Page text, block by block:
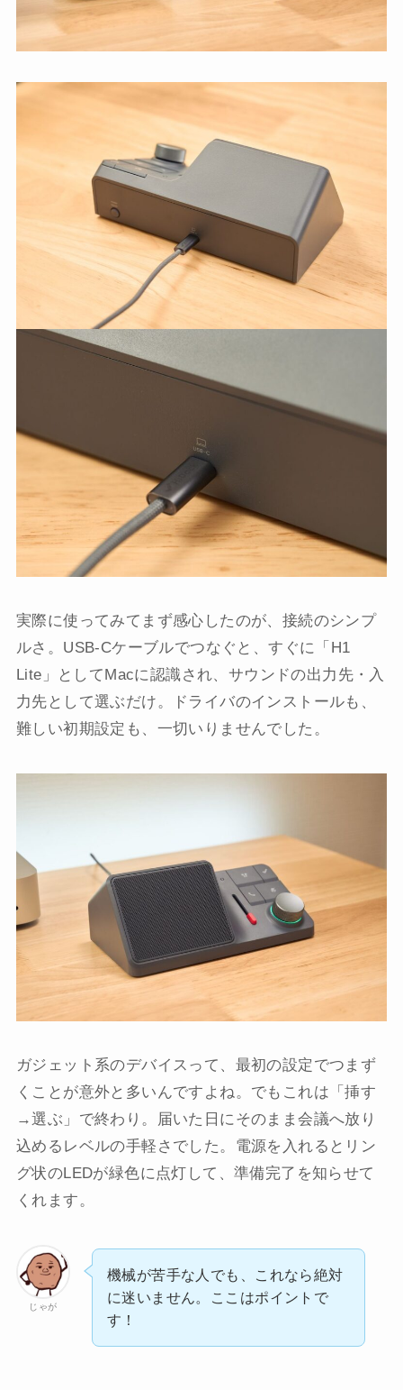
実際に使ってみてまず感心したのが、接続のシンプ
ルさ。USB-Cケーブルでつなぐと、すぐに「H1
Lite」としてMacに認識され、サウンドの出力先・入
力先として選ぶだけ。ドライバのインストールも、
難しい初期設定も、一切いりませんでした。
ガジェット系のデバイスって、最初の設定でつまず
くことが意外と多いんですよね。でもこれは「挿す
→選ぶ」で終わり。届いた日にそのまま会議へ放り
込めるレベルの手軽さでした。電源を入れるとリン
グ状のLEDが緑色に点灯して、準備完了を知らせて
くれます。
じゃが
機械が苦手な人でも、これなら絶対
に迷いません。ここはポイントで
す！